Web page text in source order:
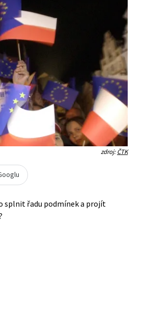
zdroj:ČTK
splnit řadu podmínek a projít